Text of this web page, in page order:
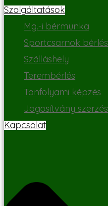
Szolgáltatások
Mg.-i bérmunka
Sportcsarnok bérlés
Szálláshely
Terembérlés
Tanfolyami képzés
Jogosítvány szerzés
Kapcsolat